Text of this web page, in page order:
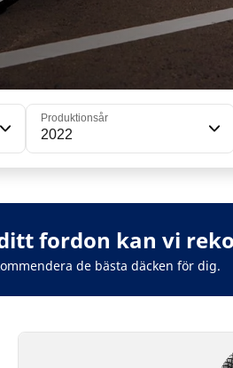
Produktionsår
2022
fordon kan vi
de bästa däcken för dig.